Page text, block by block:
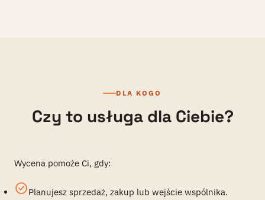
DLA KOGO
Czy to usługa dla Ciebie?
Wycena pomoże Ci, gdy:
Planujesz sprzedaż, zakup lub wejście wspólnika.